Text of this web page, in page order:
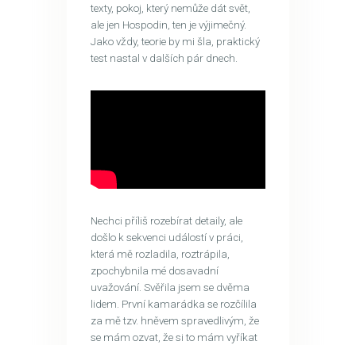
texty, pokoj, který nemůže dát svět,
ale jen Hospodin, ten je výjimečný.
Jako vždy, teorie by mi šla, praktický
test nastal v dalších pár dnech.
Nechci příliš rozebírat detaily, ale
došlo k sekvenci událostí v práci,
která mě rozladila, roztrápila,
zpochybnila mé dosavadní
uvažování. Svěřila jsem se dvěma
lidem. První kamarádka se rozčílila
za mě tzv. hněvem spravedlivým, že
se mám ozvat, že si to mám vyříkat